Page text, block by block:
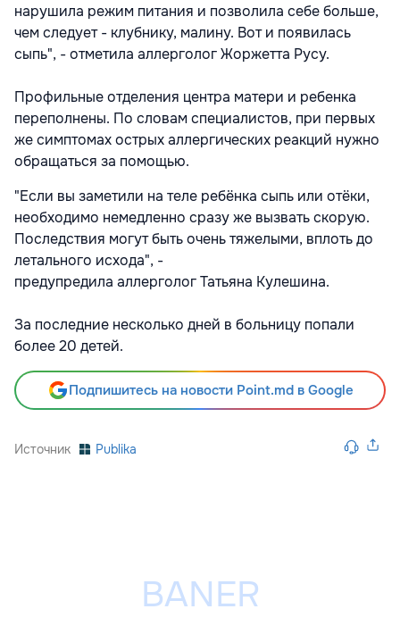
нарушила режим питания и позволила себе больше,
чем следует - клубнику, малину. Вот и появилась
сыпь", - отметила аллерголог Жоржетта Русу.
Профильные отделения центра матери и ребенка
переполнены. По словам специалистов, при первых
же симптомах острых аллергических реакций нужно
обращаться за помощью.
"Если вы заметили на теле ребёнка сыпь или отёки,
необходимо немедленно сразу же вызвать скорую.
Последствия могут быть очень тяжелыми, вплоть до
летального исхода", -
предупредила аллерголог Татьяна Кулешина.
За последние несколько дней в больницу попали
более 20 детей.
Подпишитесь на новости Point.md в Google
Источник Publika